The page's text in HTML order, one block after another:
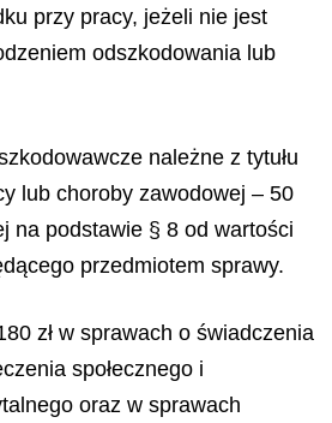
przy pracy, jeżeli nie jest
odszkodowania lub
należne z tytułu
lub choroby zawodowej – 50
na podstawie § 8 od wartości
przedmiotem sprawy.
zł w sprawach o świadczenia
społecznego i
oraz w sprawach